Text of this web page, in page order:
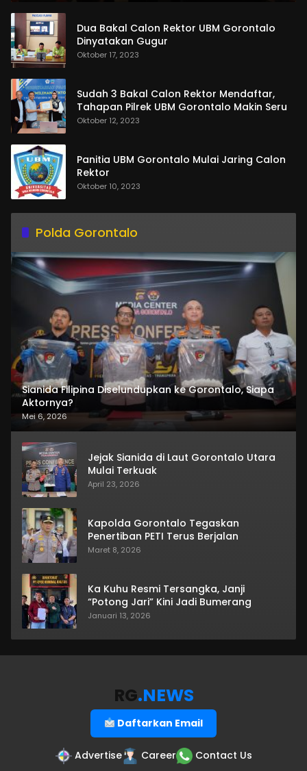
Dua Bakal Calon Rektor UBM Gorontalo
Dinyatakan Gugur
Oktober 17, 2023
Sudah 3 Bakal Calon Rektor Mendaftar,
Tahapan Pilrek UBM Gorontalo Makin Seru
Oktober 12, 2023
Panitia UBM Gorontalo Mulai Jaring Calon
Rektor
Oktober 10, 2023
Polda Gorontalo
Sianida Filipina Diselundupkan ke Gorontalo, Siapa
Aktornya?
Mei 6, 2026
Jejak Sianida di Laut Gorontalo Utara
Mulai Terkuak
April 23, 2026
Kapolda Gorontalo Tegaskan
Penertiban PETI Terus Berjalan
Maret 8, 2026
Ka Kuhu Resmi Tersangka, Janji
“Potong Jari” Kini Jadi Bumerang
Januari 13, 2026
RG.NEWS
Daftarkan Email
Advertise Career Contact Us